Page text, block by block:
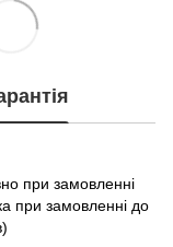
при замовленні
при замовленні до